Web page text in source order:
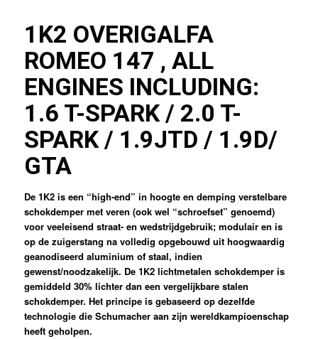
1K2 OVERIGALFA
ROMEO 147 , ALL
ENGINES INCLUDING:
1.6 T-SPARK / 2.0 T-
SPARK / 1.9JTD / 1.9D/
GTA
De 1K2 is een “high-end” in hoogte en demping verstelbare
schokdemper met veren (ook wel “schroefset” genoemd)
voor veeleisend straat- en wedstrijdgebruik; modulair en is
op de zuigerstang na volledig opgebouwd uit hoogwaardig
geanodiseerd aluminium of staal, indien
gewenst/noodzakelijk. De 1K2 lichtmetalen schokdemper is
gemiddeld 30% lichter dan een vergelijkbare stalen
schokdemper. Het principe is gebaseerd op dezelfde
technologie die Schumacher aan zijn wereldkampioenschap
heeft geholpen.